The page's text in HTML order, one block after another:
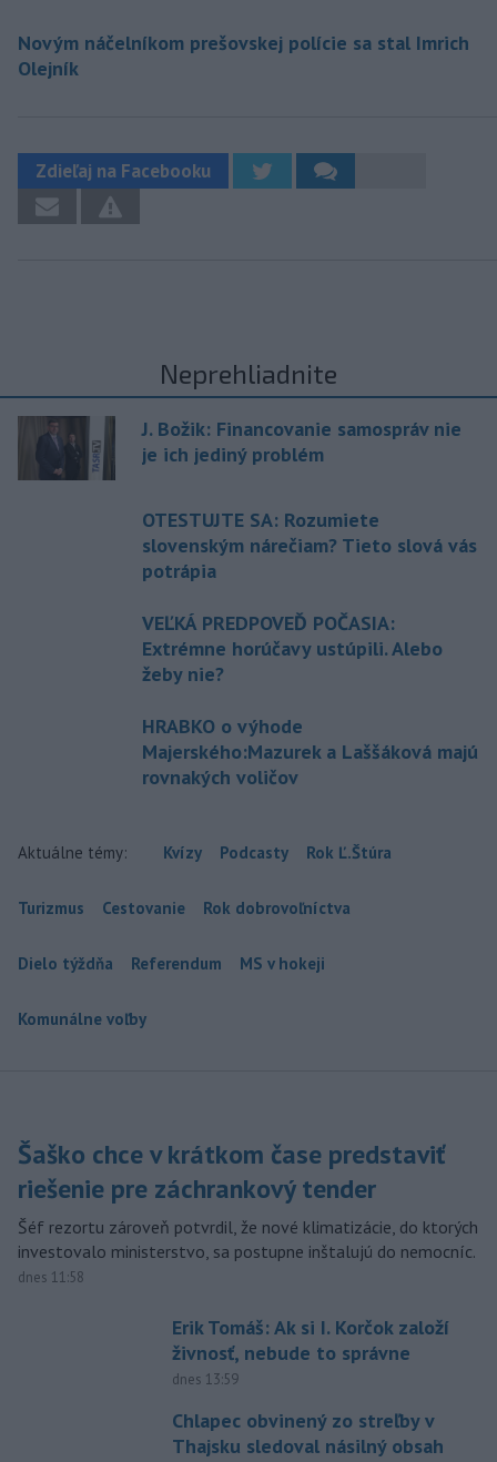
Novým náčelníkom prešovskej polície sa stal Imrich
Olejník
Zdieľaj na Facebooku
Neprehliadnite
J. Božik: Financovanie samospráv nie
je ich jediný problém
OTESTUJTE SA: Rozumiete
slovenským nárečiam? Tieto slová vás
potrápia
VEĽKÁ PREDPOVEĎ POČASIA:
Extrémne horúčavy ustúpili. Alebo
žeby nie?
HRABKO o výhode
Majerského:Mazurek a Laššáková majú
rovnakých voličov
Aktuálne témy: Kvízy Podcasty Rok Ľ.Štúra
Turizmus Cestovanie Rok dobrovoľníctva
Dielo týždňa Referendum MS v hokeji
Komunálne voľby
Šaško chce v krátkom čase predstaviť
riešenie pre záchrankový tender
Šéf rezortu zároveň potvrdil, že nové klimatizácie, do ktorých
investovalo ministerstvo, sa postupne inštalujú do nemocníc.
dnes 11:58
Erik Tomáš: Ak si I. Korčok založí
živnosť, nebude to správne
dnes 13:59
Chlapec obvinený zo streľby v
Thajsku sledoval násilný obsah